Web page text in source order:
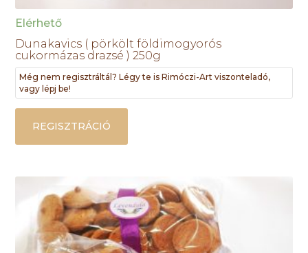
Elérhető
Dunakavics ( pörkölt földimogyorós
cukormázas drazsé ) 250g
Még nem regisztráltál? Légy te is Rimóczi-Art viszonteladó,
vagy lépj be!
REGISZTRÁCIÓ